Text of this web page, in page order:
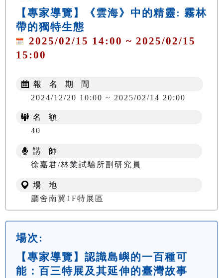
【專家導覽】《雲海》中的精靈: 霧林
帶的獨特生態
2025/02/15 14:00 ~ 2025/02/15
15:00
報 名 期 間
2024/12/20 10:00 ~ 2025/02/14 20:00
名 額
40
講 師
徐嘉君/林業試驗所副研究員
場 地
廳舍南翼1F特展區
場次:
【專家導覽】認識島嶼的一百種可
能：百三特展及其延伸的臺灣故事